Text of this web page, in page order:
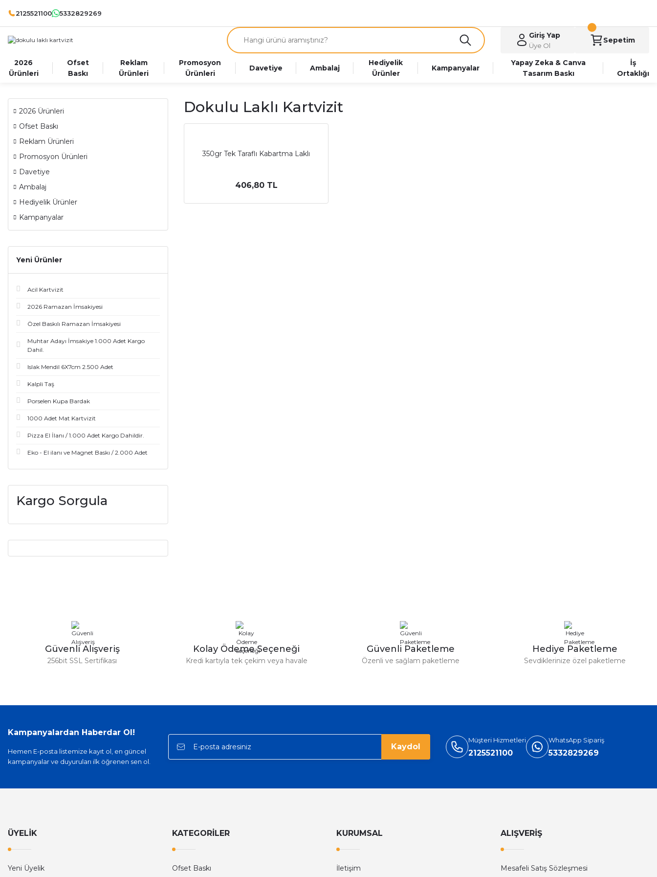
2125521100 5332829269
Giriş Yap
Üye Ol
Sepetim
2026
Ürünleri
Ofset
Baskı
Reklam
Ürünleri
Promosyon
Ürünleri
Davetiye Ambalaj
Hediyelik
Ürünler
Kampanyalar
Yapay Zeka & Canva
Tasarım Baskı
İş
Ortaklığı
2026 Ürünleri
Ofset Baskı
Reklam Ürünleri
Promosyon Ürünleri
Davetiye
Ambalaj
Hediyelik Ürünler
Kampanyalar
Yeni Ürünler
Acil Kartvizit
2026 Ramazan İmsakiyesi
Özel Baskılı Ramazan İmsakiyesi
Muhtar Adayı İmsakiye 1.000 Adet Kargo
Dahil.
Islak Mendil 6X7cm 2.500 Adet
Kalpli Taş
Porselen Kupa Bardak
1000 Adet Mat Kartvizit
Pizza El İlanı / 1.000 Adet Kargo Dahildir.
Eko - El ilanı ve Magnet Baskı / 2.000 Adet
Kargo Sorgula
Dokulu Laklı Kartvizit
350gr Tek Taraflı Kabartma Laklı
406,80 TL
Güvenli Alışveriş
256bit SSL Sertifikası
Kolay Ödeme Seçeneği
Kredi kartıyla tek çekim veya havale
Güvenli Paketleme
Özenli ve sağlam paketleme
Hediye Paketleme
Sevdiklerinize özel paketleme
Kampanyalardan Haberdar Ol!
Hemen E-posta listemize kayıt ol, en güncel
kampanyalar ve duyuruları ilk öğrenen sen ol.
Kaydol
Müşteri Hizmetleri
2125521100
WhatsApp Sipariş
5332829269
ÜYELİK
Yeni Üyelik
KATEGORİLER
Ofset Baskı
KURUMSAL
İletişim
ALIŞVERİŞ
Mesafeli Satış Sözleşmesi